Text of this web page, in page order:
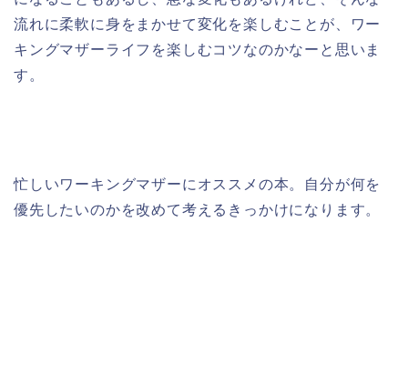
流れに柔軟に身をまかせて変化を楽しむことが、ワー
キングマザーライフを楽しむコツなのかなーと思いま
す。
忙しいワーキングマザーにオススメの本。自分が何を
優先したいのかを改めて考えるきっかけになります。